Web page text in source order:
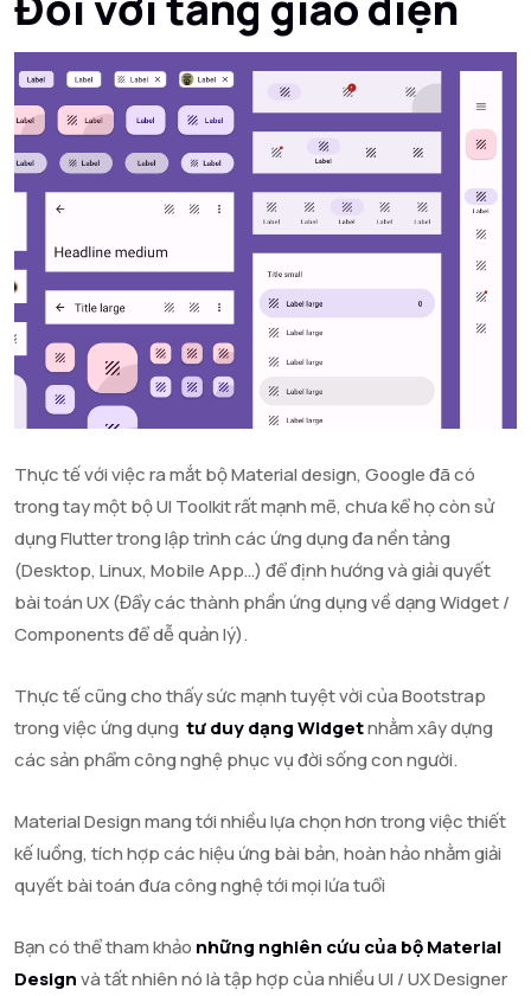
Thực tế với việc ra mắt bộ Material design, Google đã có
trong tay một bộ UI Toolkit rất mạnh mẽ, chưa kể họ còn sử
dụng Flutter trong lập trình các ứng dụng đa nền tảng
(Desktop, Linux, Mobile App…) để định hướng và giải quyết
bài toán UX (Đẩy các thành phần ứng dụng về dạng Widget /
Components để dễ quản lý).
Thực tế cũng cho thấy sức mạnh tuyệt vời của Bootstrap
trong việc ứng dụng tư duy dạng Widgetnhằm xây dựng
các sản phẩm công nghệ phục vụ đời sống con người.
Material Design mang tới nhiều lựa chọn hơn trong việc thiết
kế luồng, tích hợp các hiệu ứng bài bản, hoàn hảo nhằm giải
quyết bài toán đưa công nghệ tới mọi lứa tuổi
Bạn có thể tham khảo những nghiên cứu của bộ Material
Designvà tất nhiên nó là tập hợp của nhiều UI / UX Designer